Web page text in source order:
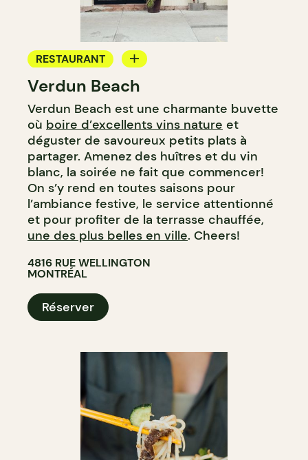
RESTAURANT
BAR
BAR À VIN
Verdun Beach
Verdun Beach est une charmante buvette
où boire d’excellents vins nature et
déguster de savoureux petits plats à
partager. Amenez des huîtres et du vin
blanc, la soirée ne fait que commencer!
On s’y rend en toutes saisons pour
l’ambiance festive, le service attentionné
et pour profiter de la terrasse chauffée,
une des plus belles en ville. Cheers!
4816 RUE WELLINGTON
MONTRÉAL
Réserver